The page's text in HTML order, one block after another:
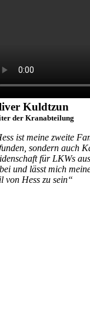
Kuldtzun
der Kranabteilung
ist meine zweite
sondern auch
für LKWs
und lässt mich
von Hess zu sein“